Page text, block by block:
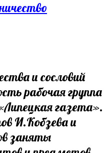
и сословий
рабочая группа
газета».
И.Кобзева и
заняты